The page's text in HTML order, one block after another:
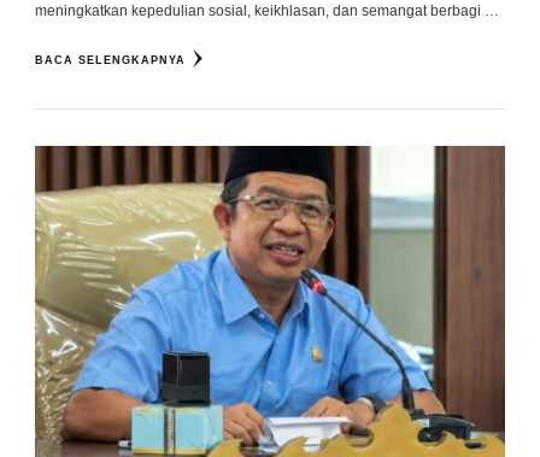
meningkatkan kepedulian sosial, keikhlasan, dan semangat berbagi …
BACA SELENGKAPNYA